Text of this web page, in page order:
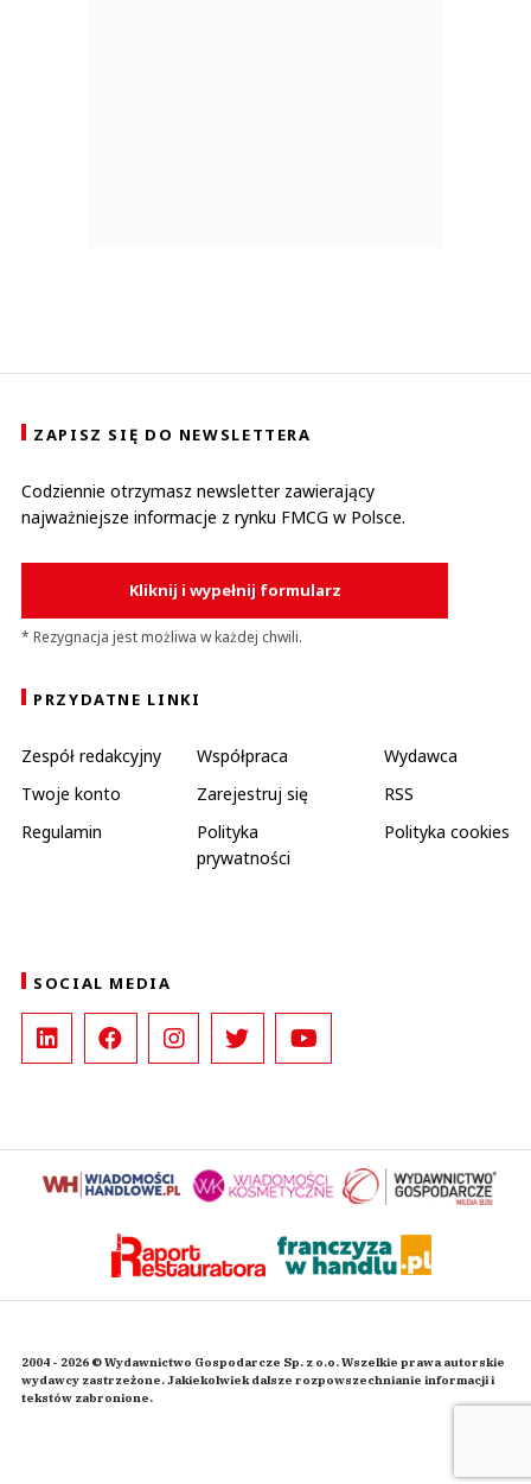
ZAPISZ SIĘ DO NEWSLETTERA
Codziennie otrzymasz newsletter zawierający
najważniejsze informacje z rynku FMCG w Polsce.
Kliknij i wypełnij formularz
* Rezygnacja jest możliwa w każdej chwili.
PRZYDATNE LINKI
Zespół redakcyjny Współpraca
Wydawca
Twoje konto
Zarejestruj się
RSS
Regulamin
Polityka
prywatności
Polityka cookies
SOCIAL MEDIA
2004 - 2026 © Wydawnictwo Gospodarcze Sp. z o.o. Wszelkie prawa autorskie
wydawcy zastrzeżone. Jakiekolwiek dalsze rozpowszechnianie informacji i
tekstów zabronione.